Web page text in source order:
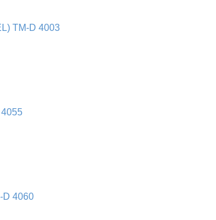
TM-D 4003
D 4060